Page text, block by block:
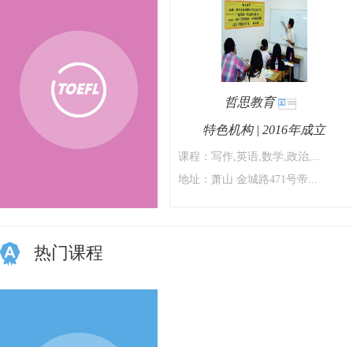
哲思教育
身
特色机构 | 2016年成立
课程：写作,英语,数学,政治,...
地址：萧山 金城路471号帝...
热门课程